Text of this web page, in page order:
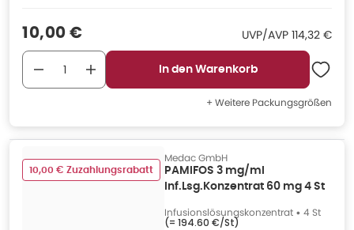
Verkaufspreis
10,00 € UVP/AVP UVP/AVP
114,32 €
In den Warenkorb
+ Weitere Packungsgrößen
10,00 € Zuzahlungsrabatt
Medac GmbH
PAMIFOS 3 mg/ml
Inf.Lsg.Konzentrat 60 mg 4 St
Infusionslösungskonzentrat • 4 St
(= 194.60 €/St)